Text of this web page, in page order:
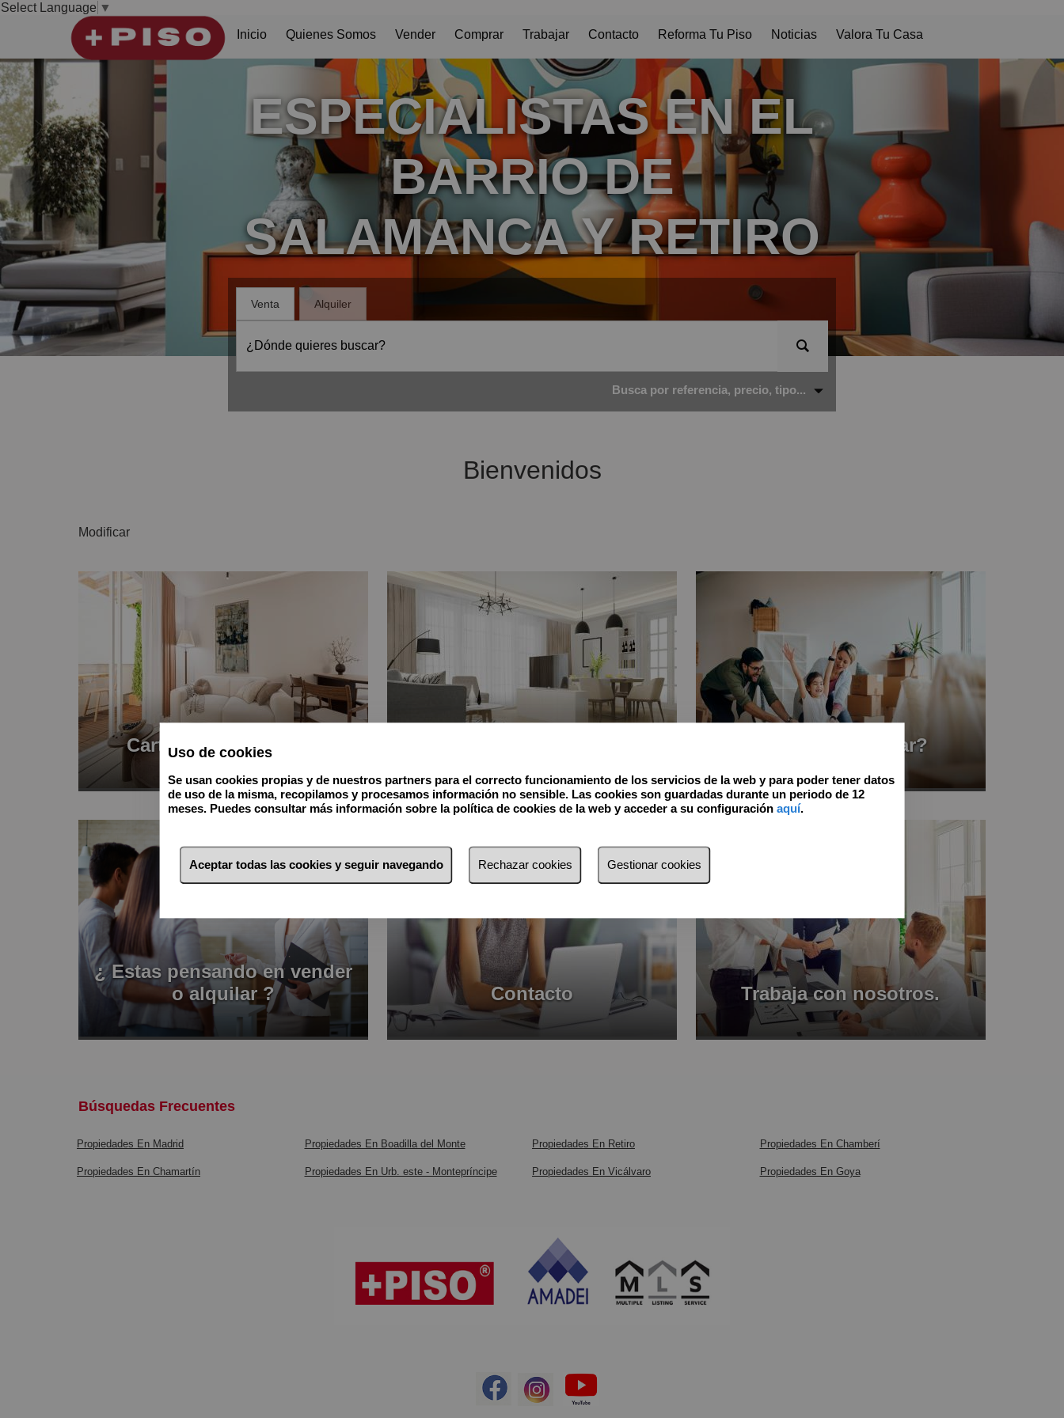
Select Language ▼
Inicio
Quienes Somos Vender Comprar Trabajar Contacto Reforma Tu Piso Noticias Valora Tu Casa
ESPECIALISTAS EN EL
BARRIO DE
SALAMANCA Y RETIRO
Venta Alquiler
Busca por referencia, precio, tipo...
Bienvenidos
Modificar
Cartera de inmuebles ¿Quieres comprar?
¿ Estas pensando en vender
o alquilar ?
Contacto Trabaja con nosotros.
Búsquedas Frecuentes
Propiedades En Madrid Propiedades En Boadilla del Monte Propiedades En Retiro Propiedades En Chamberí
Propiedades En Chamartín Propiedades En Urb. este - Montepríncipe Propiedades En Vicálvaro Propiedades En Goya
Uso de cookies
Se usan cookies propias y de nuestros partners para el correcto funcionamiento de los servicios de la web y para poder tener datos
de uso de la misma, recopilamos y procesamos información no sensible. Las cookies son guardadas durante un periodo de 12
meses. Puedes consultar más información sobre la política de cookies de la web y acceder a su configuración aquí.
Aceptar todas las cookies y seguir navegando Rechazar cookies Gestionar cookies